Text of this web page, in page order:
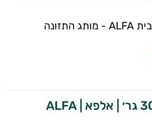
אבקת חלבון אלפא מבית ALFA - מותג התזונה